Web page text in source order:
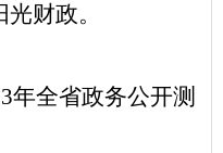
光财政。
年全省政务公开测